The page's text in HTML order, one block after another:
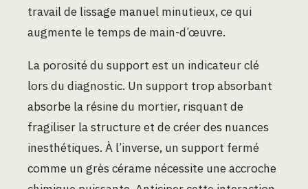
travail de lissage manuel minutieux, ce qui
augmente le temps de main-d’œuvre.
La porosité du support est un indicateur clé
lors du diagnostic. Un support trop absorbant
absorbe la résine du mortier, risquant de
fragiliser la structure et de créer des nuances
inesthétiques. À l’inverse, un support fermé
comme un grès cérame nécessite une accroche